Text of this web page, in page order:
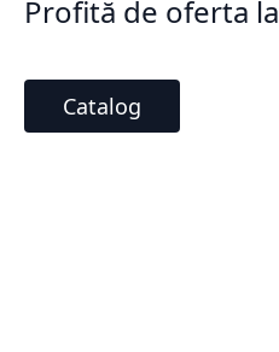
Profită de oferta
Catalog